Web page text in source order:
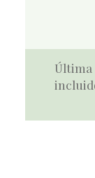
Última